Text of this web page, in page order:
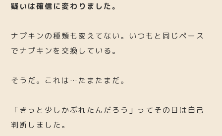
疑いは確信に変わりました。
ナプキンの種類も変えてない。いつもと同じペース
でナプキンを交換している。
そうだ。これは…たまたまだ。
「きっと少しかぶれたんだろう」ってその日は自己
判断しました。